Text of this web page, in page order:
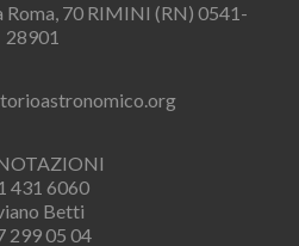
Roma, 70 RIMINI (RN) 0541-
28901
431 6060
Betti
299 05 04